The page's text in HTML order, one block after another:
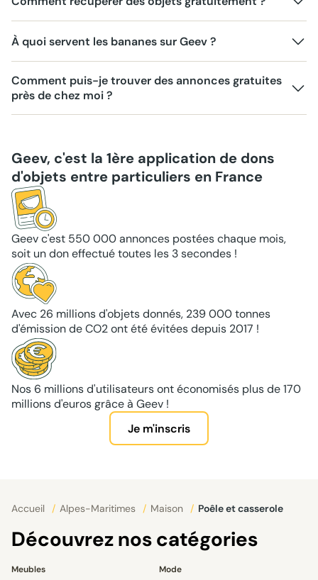
À quoi servent les bananes sur Geev ?
Comment puis-je trouver des annonces gratuites
près de chez moi ?
Geev, c'est la 1ère application de dons
d'objets entre particuliers en France
Geev c'est 550 000 annonces postées chaque mois,
soit un don effectué toutes les 3 secondes !
Avec 26 millions d'objets donnés, 239 000 tonnes
d'émission de CO2 ont été évitées depuis 2017 !
Nos 6 millions d'utilisateurs ont économisés plus de 170
millions d'euros grâce à Geev !
Je m'inscris
Accueil / Alpes-Maritimes / Maison / Poêle et casserole
Découvrez nos catégories
Meubles
Mode